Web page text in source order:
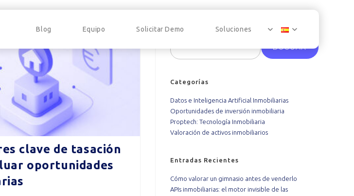
Blog Equipo Solicitar Demo Soluciones
clave de tasación
oportunidades
Buscar
BUSCAR
Categorías
Datos e Inteligencia Artificial Inmobiliarias
Oportunidades de inversión inmobiliaria
Proptech: Tecnología Inmobiliaria
Valoración de activos inmobiliarios
Entradas Recientes
Cómo valorar un gimnasio antes de venderlo
APIs inmobiliarias: el motor invisible de las